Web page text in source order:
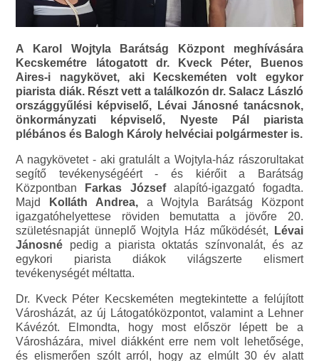
A Karol Wojtyla Barátság Központ meghívására
Kecskemétre látogatott dr. Kveck Péter, Buenos
Aires-i nagykövet, aki Kecskeméten volt egykor
piarista diák. Részt vett a találkozón dr. Salacz László
országgyűlési képviselő, Lévai Jánosné tanácsnok,
önkormányzati képviselő, Nyeste Pál piarista
plébános és Balogh Károly helvéciai polgármester is.
A nagykövetet - aki gratulált a Wojtyla-ház rászorultakat
segítő tevékenységéért - és kiérőit a Barátság
Központban
Farkas Józsefalapító-igazgató fogadta.
Majd
Kolláth Andrea,a Wojtyla Barátság Központ
igazgatóhelyettese röviden bemutatta a jövőre 20.
születésnapját ünneplő Wojtyla Ház működését,
Lévai
Jánosné pedig a piarista oktatás színvonalát, és az
egykori piarista diákok világszerte elismert
tevékenységét méltatta.
Dr. Kveck Péter Kecskeméten megtekintette a felújított
Városházát, az új Látogatóközpontot, valamint a Lehner
Kávézót. Elmondta, hogy most először lépett be a
Városházára, mivel diákként erre nem volt lehetősége,
és elismerően szólt arról, hogy az elmúlt 30 év alatt